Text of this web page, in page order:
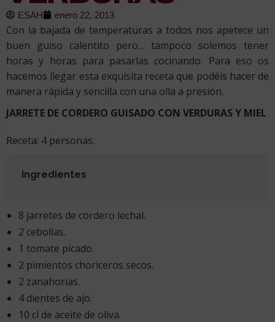
ESAH enero 22, 2013
Con la bajada de temperaturas a todos nos apetece un
buen guiso calentito pero… tampoco solemos tener
horas y horas para pasarlas cocinando. Para eso os
hacemos llegar esta exquisita receta que podéis hacer de
manera rápida y sencilla con una olla a presión.
JARRETE DE CORDERO GUISADO CON VERDURAS Y MIEL
Receta: 4 personas.
Ingredientes
8 jarretes de cordero lechal.
2 cebollas.
1 tomate picado.
2 pimientos choriceros secos.
2 zanahorias.
4 dientes de ajo.
10 cl de aceite de oliva.